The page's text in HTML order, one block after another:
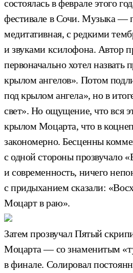
состоялась в феврале этого
фестивале в Сочи. Музыка —
медитативная, с редкими
и звуками ксилофона. Автор
первоначально хотел назвать
крылом ангелов». Потом
под крылом ангела», но в
свет». Но ощущение, что вся
крылом Моцарта, что в
закономерно. Бесценны
с одной стороны прозвучало
и современность, ничего
с придыханием сказали:
Моцарт в раю».
Затем прозвучал Пятый
Моцарта — со знаменитым
в финале. Солировал